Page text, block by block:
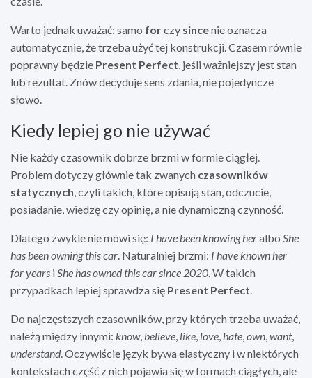
Warto jednak uważać: samo forczy sincenie oznacza
automatycznie, że trzeba użyć tej konstrukcji. Czasem równie
poprawny będzie Present Perfect , jeśli ważniejszy jest stan
lub rezultat. Znów decyduje sens zdania, nie pojedyncze
słowo.
Kiedy lepiej go nie używać
Nie każdy czasownik dobrze brzmi w formie ciągłej.
Problem dotyczy głównie tak zwanych czasowników
statycznych , czyli takich, które opisują stan, odczucie,
posiadanie, wiedzę czy opinię, a nie dynamiczną czynność.
Dlatego zwykle nie mówi się: I have been knowing heralbo She
has been owning this car . Naturalniej brzmi: I have known her
for years i She has owned this car since 2020 . W takich
przypadkach lepiej sprawdza się Present Perfect
Do najczęstszych czasowników, przy których trzeba uważać,
należą między innymi: know, believe like love hate own want,
understand. Oczywiście język bywa elastyczny i w niektórych
kontekstach część z nich pojawia się w formach ciągłych, ale